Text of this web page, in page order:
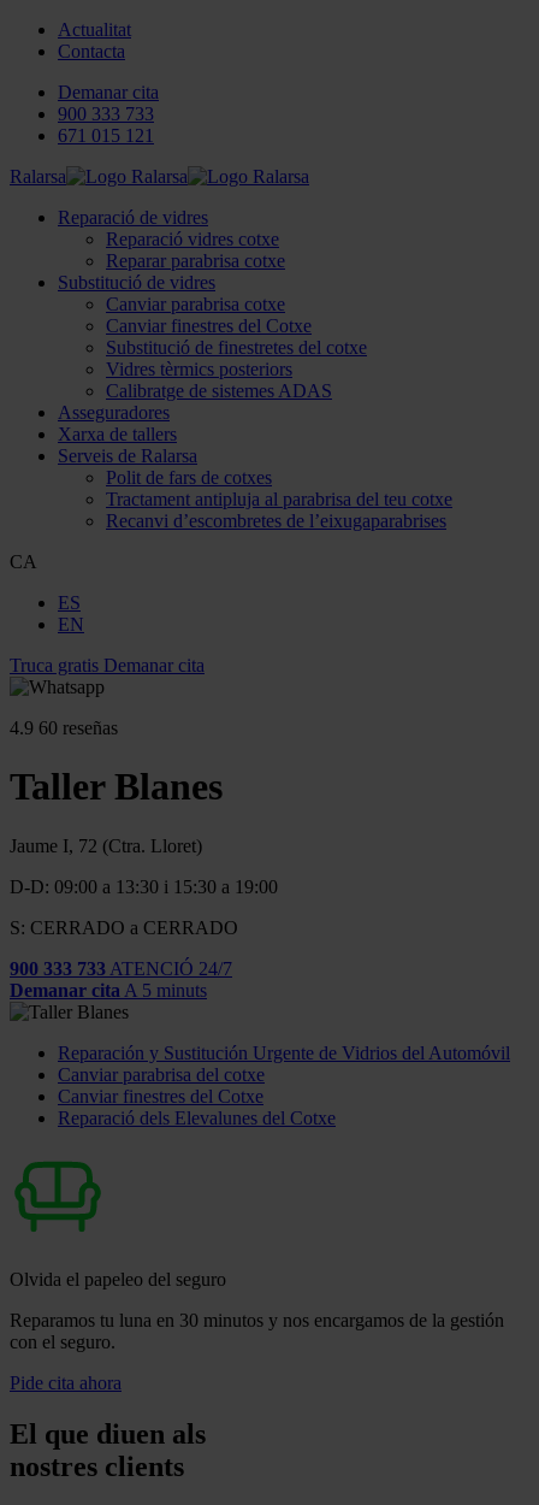
Actualitat
Contacta
Demanar cita
900 333 733
671 015 121
Ralarsa
Reparació de vidres
Reparació vidres cotxe
Reparar parabrisa cotxe
Substitució de vidres
Canviar parabrisa cotxe
Canviar finestres del Cotxe
Substitució de finestretes del cotxe
Vidres tèrmics posteriors
Calibratge de sistemes ADAS
Asseguradores
Xarxa de tallers
Serveis de Ralarsa
Polit de fars de cotxes
Tractament antipluja al parabrisa del teu cotxe
Recanvi d’escombretes de l’eixugaparabrises
CA
ES
EN
Truca gratis Demanar cita
4.9 60 reseñas
Taller Blanes
Jaume I, 72 (Ctra. Lloret)
D-D: 09:00 a 13:30 i 15:30 a 19:00
S: CERRADO a CERRADO
900 333 733 ATENCIÓ 24/7
Demanar cita A 5 minuts
Reparación y Sustitución Urgente de Vidrios del Automóvil
Canviar parabrisa del cotxe
Canviar finestres del Cotxe
Reparació dels Elevalunes del Cotxe
Olvida el papeleo del seguro
Reparamos tu luna en 30 minutos y nos encargamos de la gestión
con el seguro.
Pide cita ahora
El que diuen als
nostres clients